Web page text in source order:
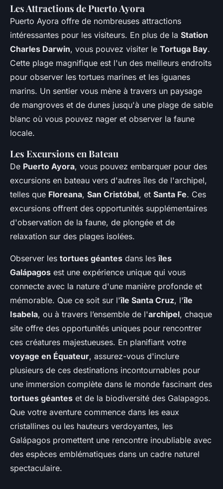
Les Attractions de Puerto Ayora
Puerto Ayora offre de nombreuses attractions
intéressantes pour les visiteurs. En plus de la Station
Charles Darwin, vous pouvez visiter le Tortuga Bay.
Cette plage magnifique est l'un des meilleurs endroits
pour observer les tortues marines et les iguanes
marins. Un sentier vous mène à travers un paysage
de mangroves et de dunes jusqu'à une plage de sable
blanc où vous pouvez nager et observer la faune
locale.
Les Excursions en Bateau
De Puerto Ayora, vous pouvez embarquer pour des
excursions en bateau vers d'autres îles de l'archipel,
telles que Floreana, San Cristóbal, et Santa Fe. Ces
excursions offrent des opportunités supplémentaires
d'observation de la faune, de plongée et de
relaxation sur des plages isolées.
Observer les tortues géantes dans lesîles
Galápagos est une expérience unique qui vous
connecte avec la nature d'une manière profonde et
mémorable. Que ce soit sur l'île Santa Cruz, l'île
Isabela, ou à travers l’ensemble de l'archipel, chaque
site offre des opportunités uniques pour rencontrer
ces créatures majestueuses. En planifiant votre
voyage en Équateur, assurez-vous d'inclure
plusieurs de ces destinations incontournables pour
une immersion complète dans le monde fascinant des
tortues géantes et de la biodiversité des Galapagos.
Que votre aventure commence dans les eaux
cristallines ou les hauteurs verdoyantes, les
Galápagos promettent une rencontre inoubliable avec
des espèces emblématiques dans un cadre naturel
spectaculaire.